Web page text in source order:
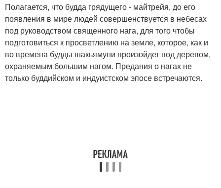
Полагается, что будда грядущего - майтрейя, до его
появления в мире людей совершенствуется в небесах
под руководством священного нага, для того чтобы
подготовиться к просветлению на земле, которое, как и
во времена будды шакьямуни произойдет под деревом,
охраняемым большим нагом. Предания о нагах не
только буддийском и индуистском эпосе встречаются.